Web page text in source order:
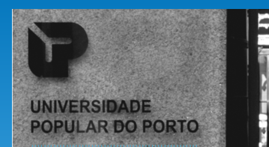
Universidade
Popular do
Porto
Associação
Cultural